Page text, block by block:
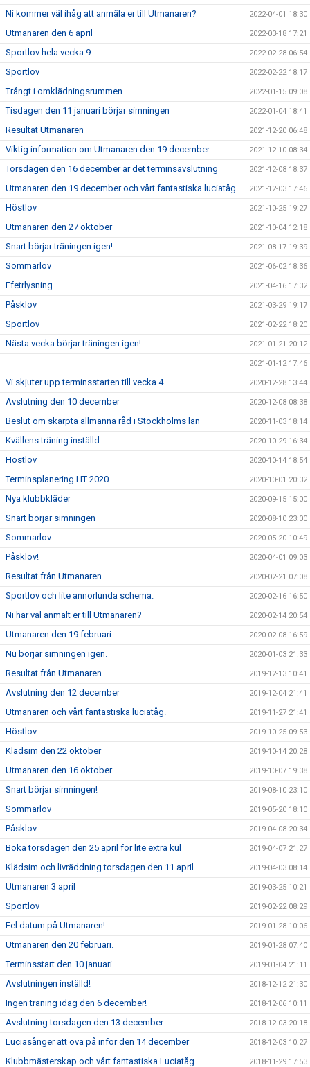
Ni kommer väl ihåg att anmäla er till Utmanaren? 2022-04-01 18:30
Utmanaren den 6 april 2022-03-18 17:21
Sportlov hela vecka 9 2022-02-28 06:54
Sportlov 2022-02-22 18:17
Trångt i omklädningsrummen 2022-01-15 09:08
Tisdagen den 11 januari börjar simningen 2022-01-04 18:41
Resultat Utmanaren 2021-12-20 06:48
Viktig information om Utmanaren den 19 december 2021-12-10 08:34
Torsdagen den 16 december är det terminsavslutning 2021-12-08 18:37
Utmanaren den 19 december och vårt fantastiska luciatåg 2021-12-03 17:46
Höstlov 2021-10-25 19:27
Utmanaren den 27 oktober 2021-10-04 12:18
Snart börjar träningen igen! 2021-08-17 19:39
Sommarlov 2021-06-02 18:36
Efetrlysning 2021-04-16 17:32
Påsklov 2021-03-29 19:17
Sportlov 2021-02-22 18:20
Nästa vecka börjar träningen igen! 2021-01-21 20:12
2021-01-12 17:46
Vi skjuter upp terminsstarten till vecka 4 2020-12-28 13:44
Avslutning den 10 december 2020-12-08 08:38
Beslut om skärpta allmänna råd i Stockholms län 2020-11-03 18:14
Kvällens träning inställd 2020-10-29 16:34
Höstlov 2020-10-14 18:54
Terminsplanering HT 2020 2020-10-01 20:32
Nya klubbkläder 2020-09-15 15:00
Snart börjar simningen 2020-08-10 23:00
Sommarlov 2020-05-20 10:49
Påsklov! 2020-04-01 09:03
Resultat från Utmanaren 2020-02-21 07:08
Sportlov och lite annorlunda schema. 2020-02-16 16:50
Ni har väl anmält er till Utmanaren? 2020-02-14 20:54
Utmanaren den 19 februari 2020-02-08 16:59
Nu börjar simningen igen. 2020-01-03 21:33
Resultat från Utmanaren 2019-12-13 10:41
Avslutning den 12 december 2019-12-04 21:41
Utmanaren och vårt fantastiska luciatåg. 2019-11-27 21:41
Höstlov 2019-10-25 09:53
Klädsim den 22 oktober 2019-10-14 20:28
Utmanaren den 16 oktober 2019-10-07 19:38
Snart börjar simningen! 2019-08-10 23:10
Sommarlov 2019-05-20 18:10
Påsklov 2019-04-08 20:34
Boka torsdagen den 25 april för lite extra kul 2019-04-07 21:27
Klädsim och livräddning torsdagen den 11 april 2019-04-03 08:14
Utmanaren 3 april 2019-03-25 10:21
Sportlov 2019-02-22 08:29
Fel datum på Utmanaren! 2019-01-28 10:06
Utmanaren den 20 februari. 2019-01-28 07:40
Terminsstart den 10 januari 2019-01-04 21:11
Avslutningen inställd! 2018-12-12 21:30
Ingen träning idag den 6 december! 2018-12-06 10:11
Avslutning torsdagen den 13 december 2018-12-03 20:18
Luciasånger att öva på inför den 14 december 2018-12-03 10:27
Klubbmästerskap och vårt fantastiska Luciatåg 2018-11-29 17:53